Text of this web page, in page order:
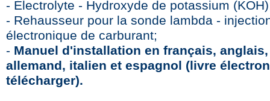
- Électrolyte - Hydroxyde de potassium
- Rehausseur pour la sonde lambda -
électronique de carburant;
- Manuel d'installation en français, anglais,
allemand, italien et espagnol (livre
télécharger).